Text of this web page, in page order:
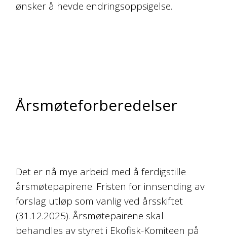
ønsker å hevde endringsoppsigelse.
Årsmøteforberedelser
Det er nå mye arbeid med å ferdigstille
årsmøtepapirene. Fristen for innsending av
forslag utløp som vanlig ved årsskiftet
(31.12.2025). Årsmøtepairene skal
behandles av styret i Ekofisk-Komiteen på